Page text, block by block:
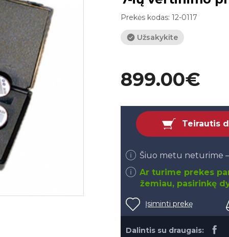
Prekės kodas:12-0117
Užsakykite
899.00€
Teirautis
Šiuo metu neturime
Ar turime prekes
žemiau, pasirinkę
Įsiminti prekę
Dalintis su draugais: